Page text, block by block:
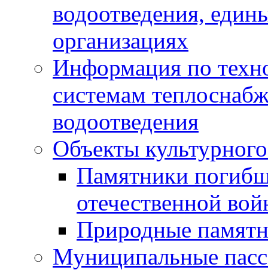
водоотведения,
организациях
Информация по
системам
водоотведения
Объекты
Памятники
отечественной
Природные
Муниципальные